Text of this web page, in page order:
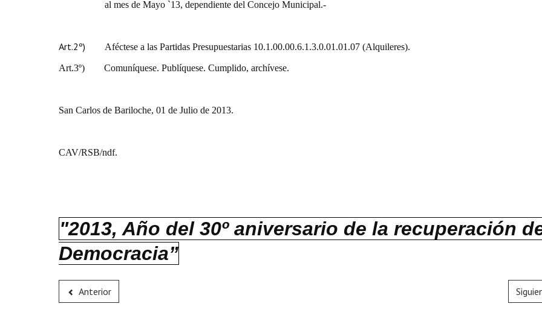
al mes de Mayo `13, dependiente del Concejo Municipal.-
Art.2º) Aféctese a las Partidas Presupuestarias 10.1.00.00.6.1.3.0.01.01.07 (Alquileres).
Art.3º) Comuníquese. Publíquese. Cumplido, archívese.
San Carlos de Bariloche, 01 de Julio de 2013.
CAV/RSB/ndf.
"2013, Año del 30º aniversario de la recuperación
Democracia”
Anterior